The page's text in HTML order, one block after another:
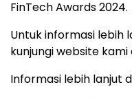
FinTech Awards 2024.
Untuk informasi lebih
kunjungi website kami
Informasi lebih lanjut